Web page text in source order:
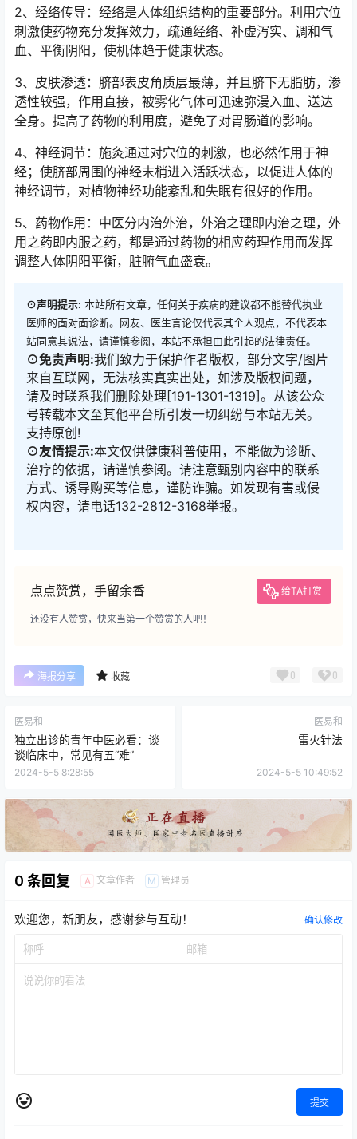
2、经络传导：经络是人体组织结构的重要部分。利用穴位
刺激使药物充分发挥效力，疏通经络、补虚泻实、调和气
血、平衡阴阳，使机体趋于健康状态。
3、皮肤渗透：脐部表皮角质层最薄，并且脐下无脂肪，渗
透性较强，作用直接，被雾化气体可迅速弥漫入血、送达
全身。提高了药物的利用度，避免了对胃肠道的影响。
4、神经调节：施灸通过对穴位的刺激，也必然作用于神
经；使脐部周围的神经末梢进入活跃状态，以促进人体的
神经调节，对植物神经功能紊乱和失眠有很好的作用。
5、药物作用：中医分内治外治，外治之理即内治之理，外
用之药即内服之药，都是通过药物的相应药理作用而发挥
调整人体阴阳平衡，脏腑气血盛衰。
⊙声明提示: 本站所有文章，任何关于疾病的建议都不能替代执业
医师的面对面诊断。网友、医生言论仅代表其个人观点，不代表本
站同意其说法，请谨慎参阅，本站不承担由此引起的法律责任。
⊙免责声明:我们致力于保护作者版权，部分文字/图片
来自互联网，无法核实真实出处，如涉及版权问题，
请及时联系我们删除处理[191-1301-1319]。从该公众
号转载本文至其他平台所引发一切纠纷与本站无关。
支持原创!
⊙友情提示:本文仅供健康科普使用，不能做为诊断、
治疗的依据，请谨慎参阅。请注意甄别内容中的联系
方式、诱导购买等信息，谨防诈骗。如发现有害或侵
权内容，请电话132-2812-3168举报。
点点赞赏，手留余香 给TA打赏
还没有人赞赏，快来当第一个赞赏的人吧！
海报分享 收藏 0 0
医易和
独立出诊的青年中医必看：谈
谈临床中，常见有五“难”
2024-5-5 8:28:55
医易和
雷火针法
2024-5-5 10:49:52
0 条回复 A 文章作者 M 管理员
欢迎您，新朋友，感谢参与互动！ 确认修改
提交